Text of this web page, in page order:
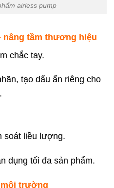
airless pump
nâng tầm thương hiệu
chắc tay.
tạo dấu ấn riêng cho
soát liều lượng.
dụng tối đa sản phẩm.
môi trường